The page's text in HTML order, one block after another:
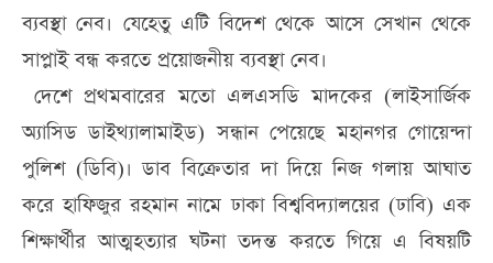
ব্যবস্থা নেব। যেহেতু এটি বিদেশ থেকে আসে সেখান থেকে
সাপ্লাই বন্ধ করতে প্রয়োজনীয় ব্যবস্থা নেব।
দেশে প্রথমবারের মতো এলএসডি মাদকের (লাইসার্জিক
অ্যাসিড ডাইথ্যালামাইড) সন্ধান পেয়েছে মহানগর গোয়েন্দা
পুলিশ (ডিবি)। ডাব বিক্রেতার দা দিয়ে নিজ গলায় আঘাত
করে হাফিজুর রহমান নামে ঢাকা বিশ্ববিদ্যালয়ের (ঢাবি) এক
শিক্ষার্থীর আত্মহত্যার ঘটনা তদন্ত করতে গিয়ে এ বিষয়টি